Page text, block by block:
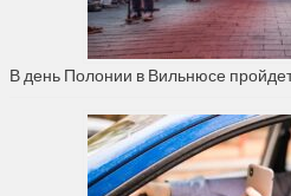
В день Полонии в Вильнюсе